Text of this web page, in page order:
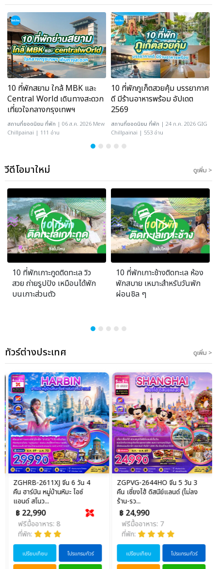
10 ที่พักสยาม ใกล้ MBK และ
Central World เดินทางสะดวก
เที่ยวใจกลางกรุงเทพฯ
สถานที่ยอดนิยม ที่พัก | 06 ส.ค. 2026 Mew
Chillpainai | 111 อ่าน
10 ที่พักภูเก็ตสวยคุ้ม บรรยากาศ
ดี มีร้านอาหารพร้อม อัปเดต
2569
สถานที่ยอดนิยม ที่พัก | 24 ก.ค. 2026 GIG
Chillpainai | 553 อ่าน
วีดีโอมาใหม่ ดูเพิ่ม >
10 ที่พักเกาะกูดติดทะเล วิว
สวย ถ่ายรูปปัง เหมือนได้พัก
บนเกาะส่วนตัว
10 ที่พักเกาะช้างติดทะเล ห้อง
พักสบาย เหมาะสำหรับวันพัก
ผ่อนชิล ๆ
ทัวร์ต่างประเทศ ดูเพิ่ม >
ZGHRB-2611XJ จีน 6 วัน 4
คืน ฮาร์บิน หมู่บ้านหิมะ ไอซ์
แอนด์ สโนว...
฿ 22,990
ฟรีมื้ออาหาร: 8
ที่พัก:
เปรียบเทียบ โปรแกรมทัวร์
ZGPVG-2644HO จีน 5 วัน 3
คืน เซี่ยงไฮ้ ดิสนีย์แลนด์ (ไม่ลง
ร้าน-รว...
฿ 24,990
ฟรีมื้ออาหาร: 7
ที่พัก:
เปรียบเทียบ โปรแกรมทัวร์